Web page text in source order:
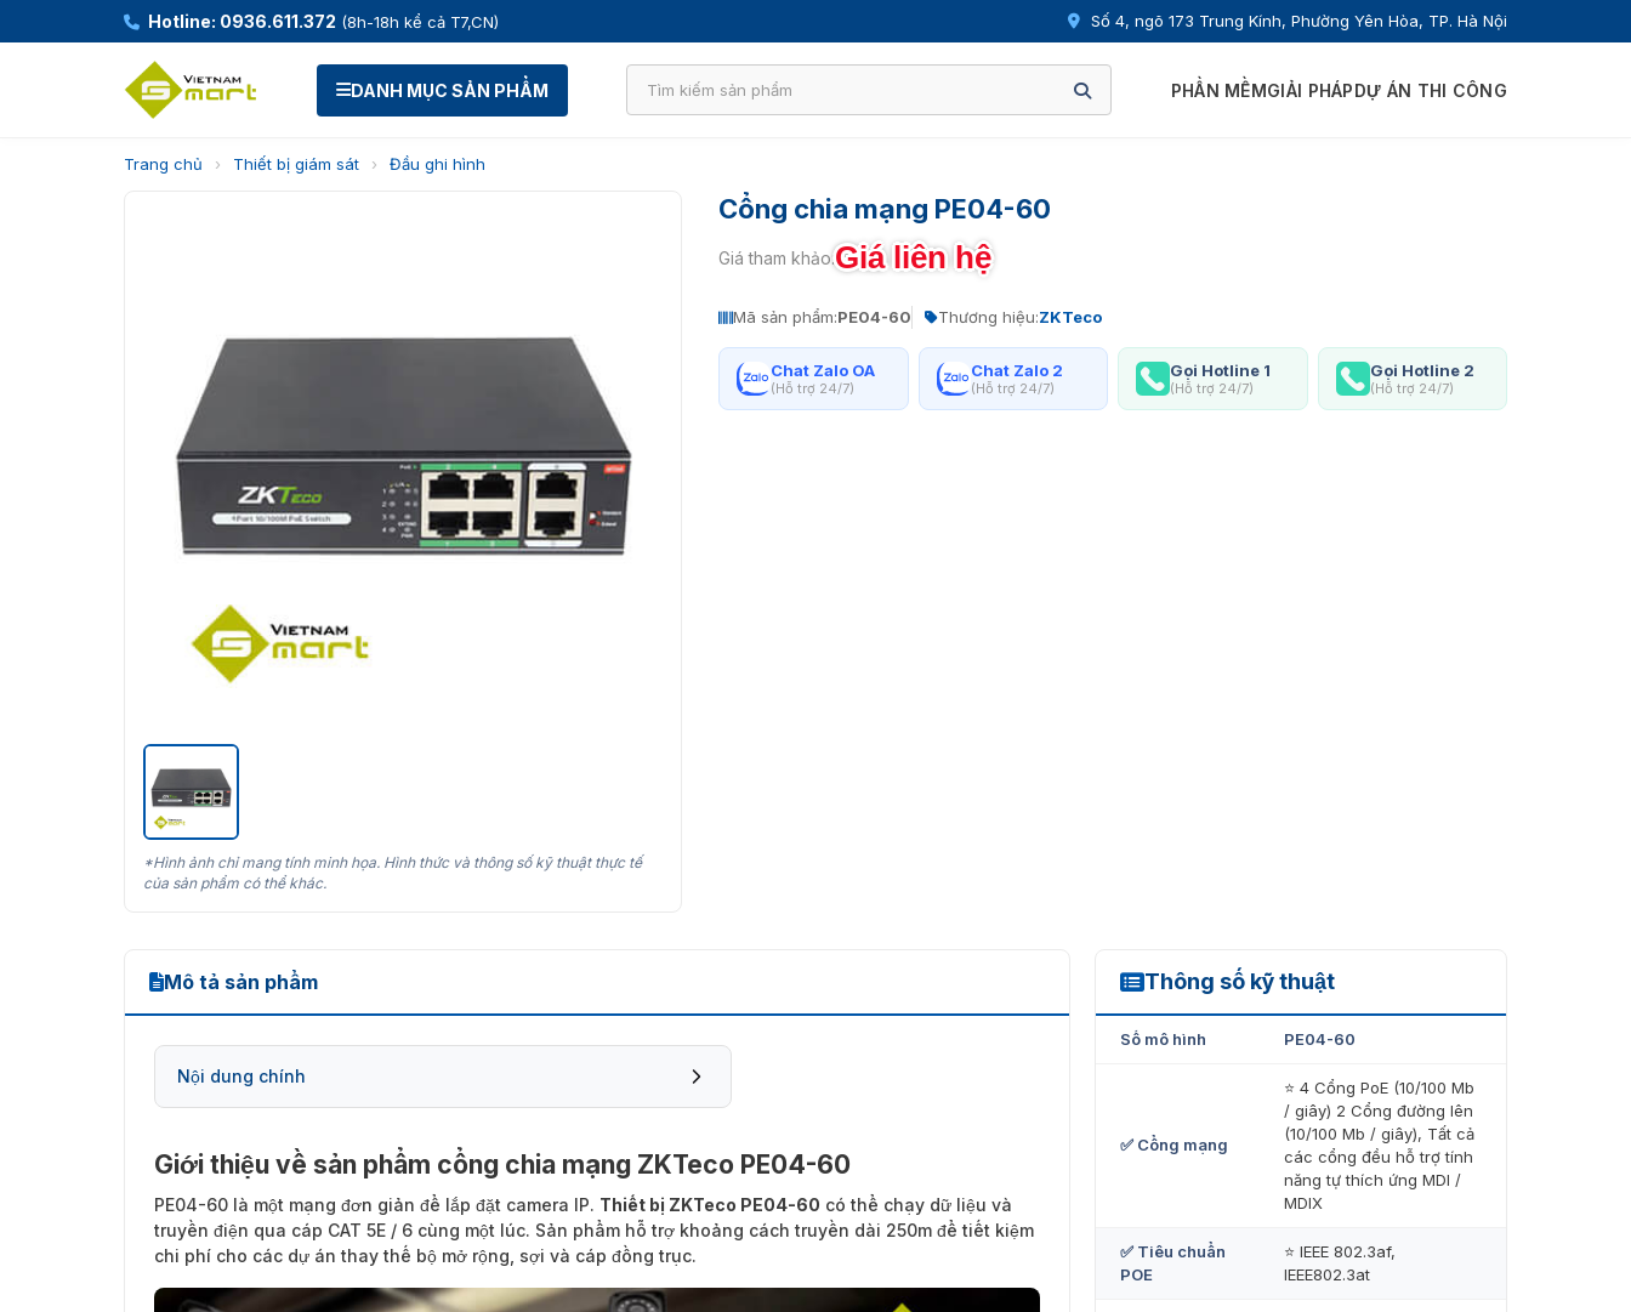
Hotline: 0936.611.372 (8h-18h kể cả T7,CN) Số 4, ngõ 173 Trung Kính, Phường Yên Hòa, TP. Hà Nội
DANH MỤC SẢN PHẨM PHẦN MỀMGIẢI PHÁPDỰ ÁN THI CÔNG
Trang chủ › Thiết bị giám sát › Đầu ghi hình
*Hình ảnh chỉ mang tính minh họa. Hình thức và thông số kỹ thuật thực tế
của sản phẩm có thể khác.
Cổng chia mạng PE04-60
Giá tham khảo:Giá liên hệ
Mã sản phẩm:PE04-60 Thương hiệu:ZKTeco
Chat Zalo OA
(Hỗ trợ 24/7)
Chat Zalo 2
(Hỗ trợ 24/7)
Gọi Hotline 1
(Hỗ trợ 24/7)
Gọi Hotline 2
(Hỗ trợ 24/7)
Mô tả sản phẩm
Nội dung chính
Những thông tin cần biết về thiết bị chia mạng PE04-60
Giới thiệu về sản phẩm cổng chia mạng ZKTeco PE04-60
PE04-60 là một mạng đơn giản để lắp đặt camera IP. Thiết bị ZKTeco PE04-60 có thể chạy dữ liệu và
truyền điện qua cáp CAT 5E / 6 cùng một lúc. Sản phẩm hỗ trợ khoảng cách truyền dài 250m để tiết kiệm
chi phí cho các dự án thay thế bộ mở rộng, sợi và cáp đồng trục.
Thông số kỹ thuật
PE04-60
Số mô hình PE04-60
✅ Cổng mạng
⭐ 4 Cổng PoE (10/100 Mb
/ giây) 2 Cổng đường lên
(10/100 Mb / giây), Tất cả
các cổng đều hỗ trợ tính
năng tự thích ứng MDI /
MDIX
✅ Tiêu chuẩn
POE
⭐ IEEE 802.3af,
IEEE802.3at